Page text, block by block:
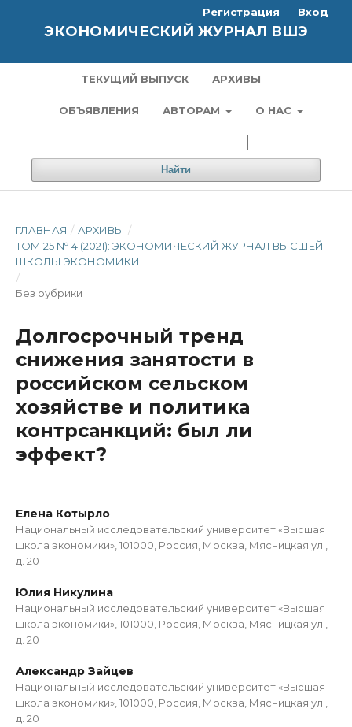
ЭКОНОМИЧЕСКИЙ ЖУРНАЛ ВШЭ
ТЕКУЩИЙ ВЫПУСК АРХИВЫ
ОБЪЯВЛЕНИЯ АВТОРАМ О НАС
Найти
Регистрация Вход
ГЛАВНАЯ / АРХИВЫ /
ТОМ 25 № 4 (2021): ЭКОНОМИЧЕСКИЙ ЖУРНАЛ ВЫСШЕЙ
ШКОЛЫ ЭКОНОМИКИ
/
Без рубрики
Долгосрочный тренд
снижения занятости в
российском сельском
хозяйстве и политика
контрсанкций: был ли
эффект?
Елена Котырло
Национальный исследовательский университет «Высшая
школа экономики», 101000, Россия, Москва, Мясницкая ул.,
д. 20
Юлия Никулина
Национальный исследовательский университет «Высшая
школа экономики», 101000, Россия, Москва, Мясницкая ул.,
д. 20
Александр Зайцев
Национальный исследовательский университет «Высшая
школа экономики», 101000, Россия, Москва, Мясницкая ул.,
д. 20